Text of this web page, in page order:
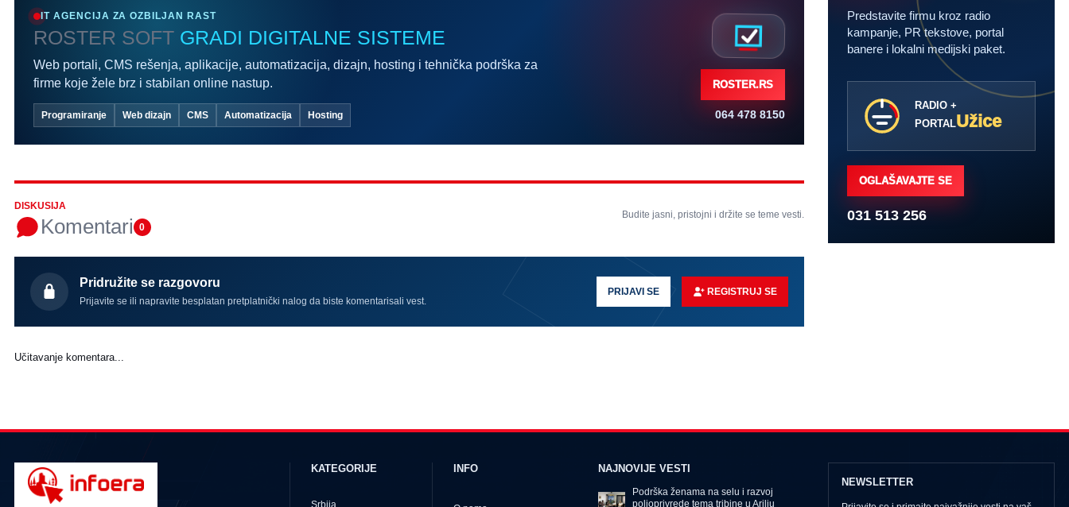
IT AGENCIJA ZA OZBILJAN RAST
ROSTER SOFT GRADI DIGITALNE SISTEME
Web portali, CMS rešenja, aplikacije, automatizacija, dizajn, hosting i tehnička podrška za
firme koje žele brz i stabilan online nastup.
Programiranje Web dizajn CMS Automatizacija Hosting
ROSTER.RS
064 478 8150
DISKUSIJA
Komentari 0
Budite jasni, pristojni i držite se teme vesti.
Pridružite se razgovoru
Prijavite se ili napravite besplatan pretplatnički nalog da biste komentarisali vest.
PRIJAVI SE REGISTRUJ SE
Učitavanje komentara...
Predstavite firmu kroz radio
kampanje, PR tekstove, portal
banere i lokalni medijski paket.
RADIO +
PORTALUžice
OGLAŠAVAJTE SE
031 513 256
KATEGORIJE
Srbija
INFO NAJNOVIJE VESTI
Podrška ženama na selu i razvoj
poljoprivrede tema tribine u Arilju
NEWSLETTER